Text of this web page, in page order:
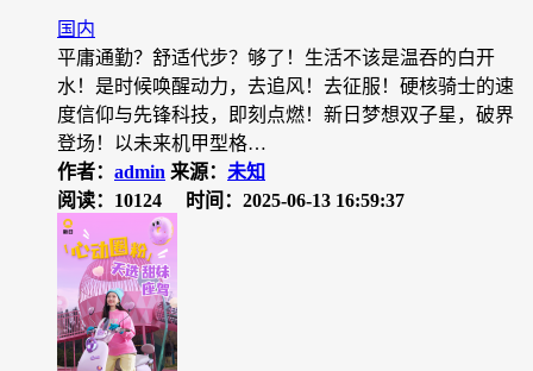
国内
平庸通勤？舒适代步？够了！生活不该是温吞的白开
水！是时候唤醒动力，去追风！去征服！硬核骑士的速
度信仰与先锋科技，即刻点燃！新日梦想双子星，破界
登场！以未来机甲型格…
作者： admin 来源： 未知
阅读：10124
时间：2025-06-13 16:59:37